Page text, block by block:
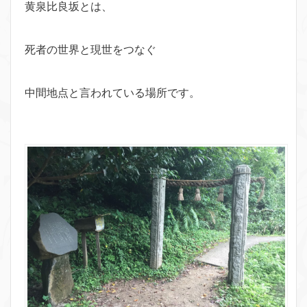
黄泉比良坂とは、
死者の世界と現世をつなぐ
中間地点と言われている場所です。